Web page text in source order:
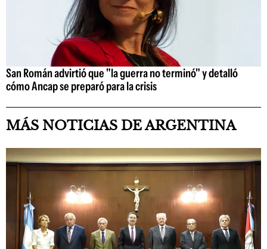
San Román advirtió que "la guerra no terminó" y detalló
cómo Ancap se preparó para la crisis
MÁS NOTICIAS DE ARGENTINA